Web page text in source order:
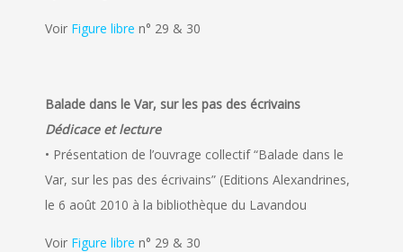
Voir Figure libre n° 29 & 30
Balade dans le Var, sur les pas des écrivains
Dédicace et lecture
• Présentation de l’ouvrage collectif “Balade dans le
Var, sur les pas des écrivains” (Editions Alexandrines,
le 6 août 2010 à la bibliothèque du Lavandou
Voir Figure libre n° 29 & 30